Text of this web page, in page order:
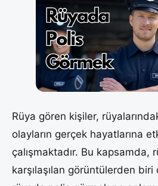
Rüya gören kişiler,
olayların gerçek hayatlarına
çalışmaktadır. Bu kapsamda,
karşılaşılan görüntülerden